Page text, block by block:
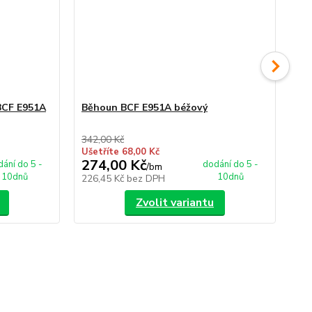
E951A
do 5 -
10dnů
Běhoun BCF E951A béžový
342,00 Kč
Ušetříte 68,00 Kč
274,00 Kč/bm
226,45 Kč bez DPH
dodání do 5 -
10dnů
Zvolit variantu